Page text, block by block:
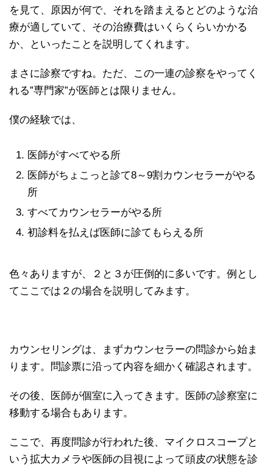
を見て、原因が何で、それを踏まえるとどのような治
療が適していて、その治療費はいくらくらいかかる
か、といったことを説明してくれます。
まさに診察ですね。ただ、この一連の診察をやってく
れる”専門家”が医師とは限りません。
僕の経験では、
医師がすべてやる所
医師がちょこっと診て8～9割カウンセラーがやる
所
すべてカウンセラーがやる所
初診料を払えば医師に診てもらえる所
色々ありますが、２と３が圧倒的に多いです。例とし
てここでは２の場合を説明してみます。
カウンセリングは、まずカウンセラーの問診から始ま
ります。問診票に沿って内容を細かく確認されます。
その後、医師が個室に入ってきます。医師の診察室に
移動する場合もあります。
ここで、再度問診が行われた後、マイクロスコープと
いう拡大カメラや医師の目視によって頭皮の状態を診